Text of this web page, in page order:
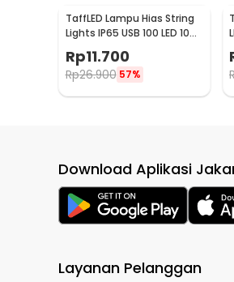
TaffLED Lampu Hias String
Lights IP65 USB 100 LED 10M
Rp11.700
Rp26.900 57%
Download Aplikasi
Layanan Pelanggan